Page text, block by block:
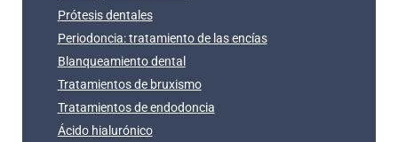
Prótesis dentales
Periodoncia: tratamiento de las encías
Blanqueamiento dental
Tratamientos de bruxismo
Tratamientos de endodoncia
Ácido hialurónico